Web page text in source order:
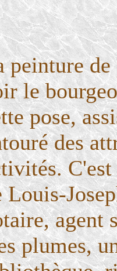
peinture
le
pose,
des
C'est
Louis-
agent
plumes,